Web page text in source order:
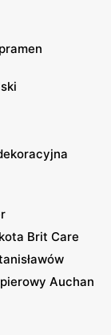
Brit Care
Auchan